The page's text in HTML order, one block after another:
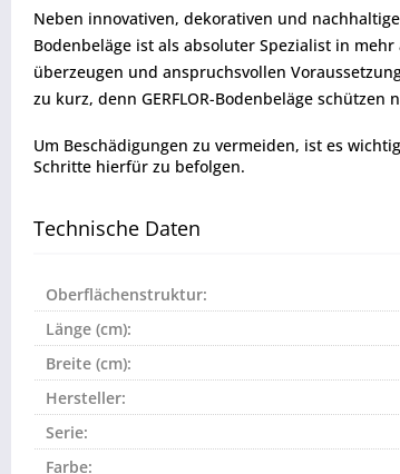
Neben innovativen, dekorativen und
Bodenbeläge ist als absoluter Spezialist in
überzeugen und anspruchsvollen
zu kurz, denn GERFLOR-Bodenbeläge
Um Beschädigungen zu vermeiden, ist es
Schritte hierfür zu befolgen.
Technische Daten
Oberflächenstruktur:
Länge (cm):
Breite (cm):
Hersteller:
Serie:
Farbe: